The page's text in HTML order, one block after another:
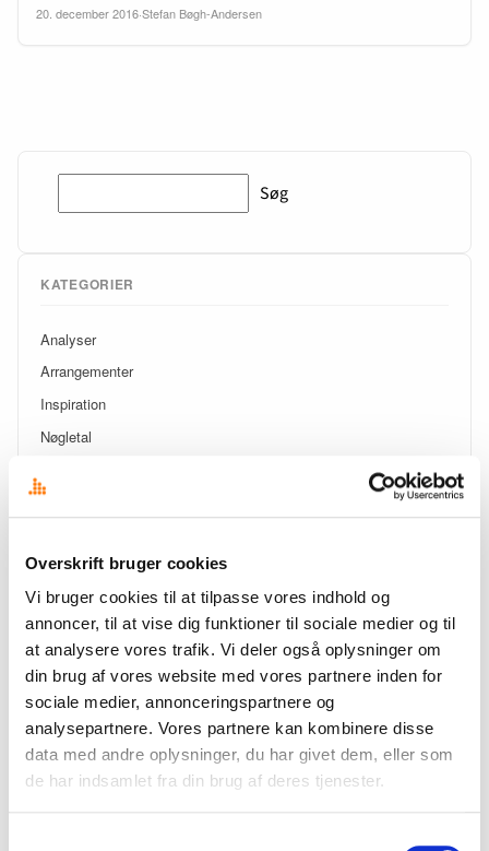
Overskrift bruger cookies
Vi bruger cookies til at tilpasse vores indhold og
annoncer, til at vise dig funktioner til sociale medier og til
at analysere vores trafik. Vi deler også oplysninger om
din brug af vores website med vores partnere inden for
sociale medier, annonceringspartnere og
analysepartnere. Vores partnere kan kombinere disse
data med andre oplysninger, du har givet dem, eller som
de har indsamlet fra din brug af deres tjenester.
20. december 2016·Stefan Bøgh-Andersen
Søg
KATEGORIER
Analyser
Arrangementer
Inspiration
Nøgletal
Trends
SE SENESTE INDLÆG
Din mediemonitorering taler nu direkte med din AI
Analyse: Folkemødet 2026 – metoo og AI
Disse temaer kommer til at dominere Folkemødet 2026
Din AI-venlige medieovervågning